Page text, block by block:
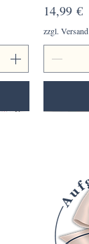
Preis
14,99 €
zzgl. Versand